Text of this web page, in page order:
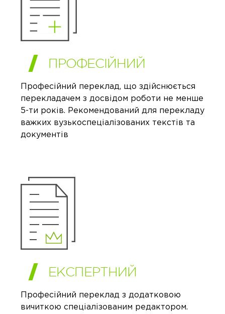
ПРОФЕСІЙНИЙ
Професійний переклад, що здійснюється
перекладачем з досвідом роботи не менше
5-ти років. Рекомендований для перекладу
важких вузькоспеціалізованих текстів та
документів
ЕКСПЕРТНИЙ
Професійний переклад з додатковою
вичиткою спеціалізованим редактором.